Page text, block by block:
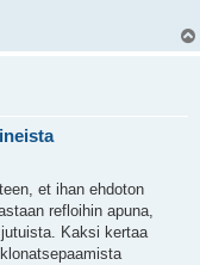
et ihan ehdoton
refloihin apuna,
Kaksi kertaa